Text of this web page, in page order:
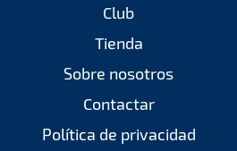
Club
Tienda
Sobre nosotros
Contactar
Política de privacidad